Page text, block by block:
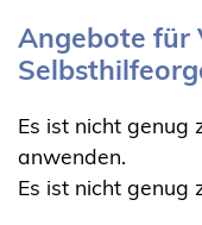
Angebote für
Es ist nicht genug
anwenden.
Es ist nicht genug